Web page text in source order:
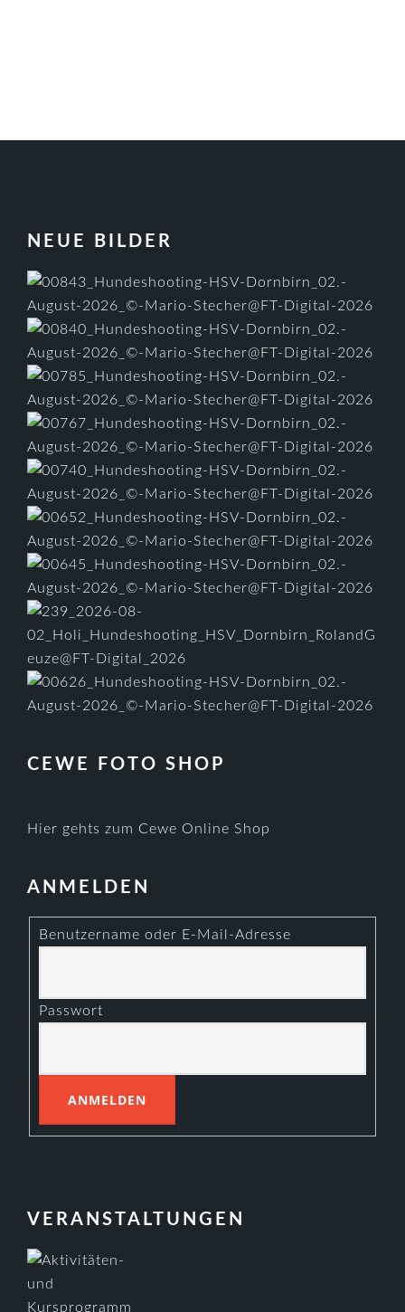
FOOTER
NEUE BILDER
CEWE FOTO SHOP
Hier gehts zum Cewe Online Shop
ANMELDEN
Benutzername oder E-Mail-Adresse
Passwort
VERANSTALTUNGEN